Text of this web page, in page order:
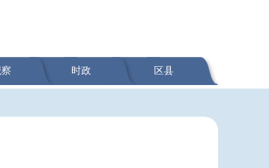
时政 区县